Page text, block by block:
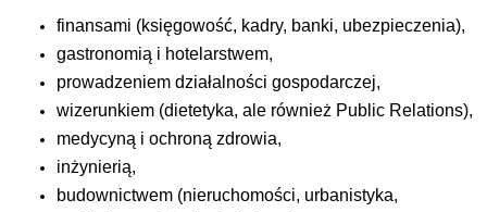
finansami (księgowość, kadry, banki, ubezpieczenia),
gastronomią i hotelarstwem,
prowadzeniem działalności gospodarczej,
wizerunkiem (dietetyka, ale również Public Relations),
medycyną i ochroną zdrowia,
inżynierią,
budownictwem (nieruchomości, urbanistyka,